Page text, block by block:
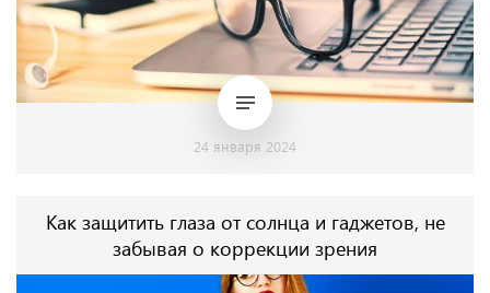
24 января 2024
Как защитить глаза от солнца и гаджетов, не
забывая о коррекции зрения